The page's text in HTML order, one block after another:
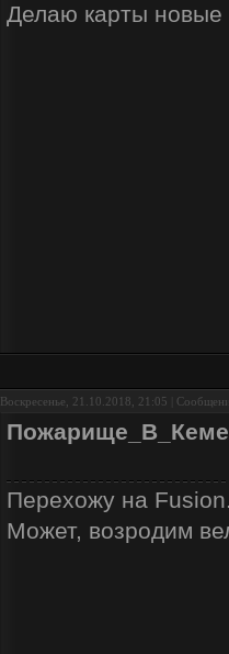
Делаю карты новые
Воскресенье, 21.10.2018, 21:05 |
Перехожу на
Может, возродим